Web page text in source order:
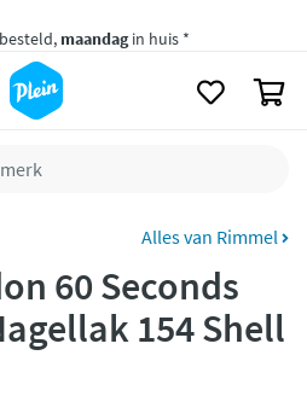
besteld,maandag
retourneren
met Klarna
Alles van Rimmel
60 Seconds
154 Shell